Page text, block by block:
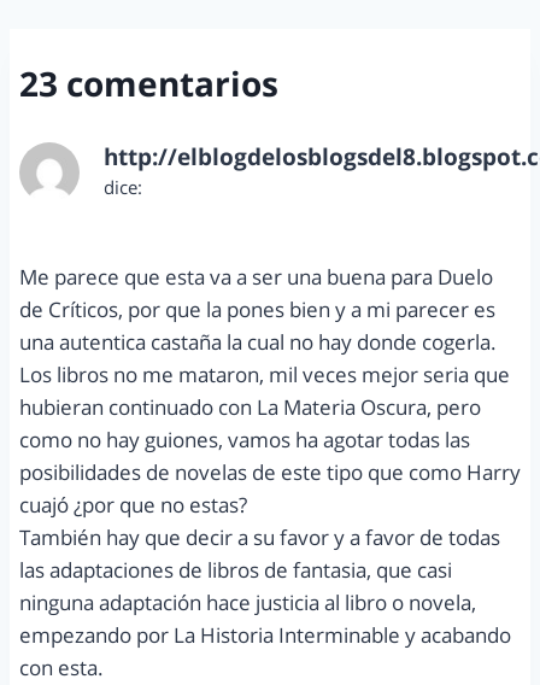
23 comentarios
http://
dice:
Me parece que esta va a ser una buena para Duelo
de Críticos, por que la pones bien y a mi parecer es
una autentica castaña la cual no hay donde cogerla.
Los libros no me mataron, mil veces mejor seria que
hubieran continuado con La Materia Oscura, pero
como no hay guiones, vamos ha agotar todas las
posibilidades de novelas de este tipo que como Harry
cuajó ¿por que no estas?
También hay que decir a su favor y a favor de todas
las adaptaciones de libros de fantasia, que casi
ninguna adaptación hace justicia al libro o novela,
empezando por La Historia Interminable y acabando
con esta.